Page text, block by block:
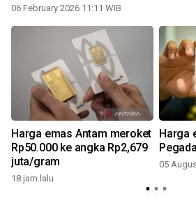
06 February 2026 11:11 WIB
Harga emas Antam meroket
Rp50.000 ke angka Rp2,679
juta/gram
18 jam lalu
Harga
05